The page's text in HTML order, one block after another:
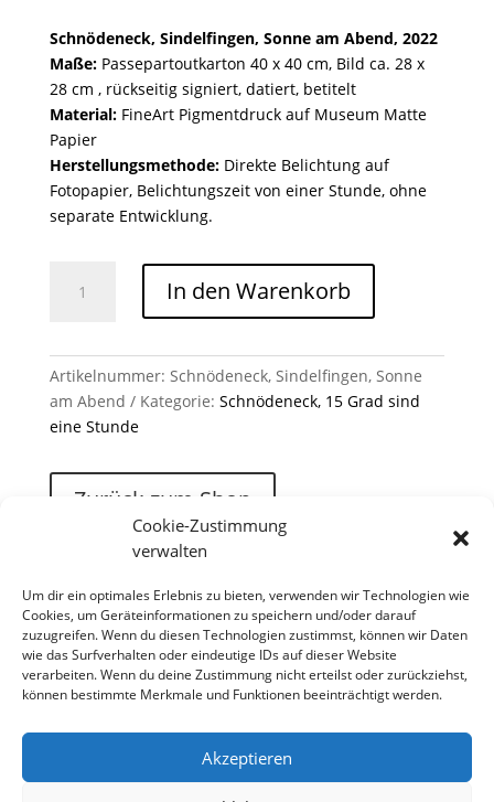
Cookie-Zustimmung
verwalten
Um dir ein optimales Erlebnis zu bieten, verwenden wir Technologien wie
Cookies, um Geräteinformationen zu speichern und/oder darauf
zuzugreifen. Wenn du diesen Technologien zustimmst, können wir Daten
wie das Surfverhalten oder eindeutige IDs auf dieser Website
verarbeiten. Wenn du deine Zustimmung nicht erteilst oder zurückziehst,
können bestimmte Merkmale und Funktionen beeinträchtigt werden.
Akzeptieren
Schnödeneck, Sindelfingen, Sonne am Abend, 2022
Maße:Passepartoutkarton 40 x 40 cm, Bild ca. 28 x
28 cm , rückseitig signiert, datiert, betitelt
Material:FineArt Pigmentdruck auf Museum Matte
Papier
Herstellungsmethode:Direkte Belichtung auf
Fotopapier, Belichtungszeit von einer Stunde, ohne
separate Entwicklung.
Schnödeneck,
Sindelfingen,
Abend
Menge
In den Warenkorb
Artikelnummer: Schnödeneck, Sindelfingen, Sonne
am Abend
Kategorie: Schnödeneck, 15 Grad sind
eine Stunde
Zurück zum Shop